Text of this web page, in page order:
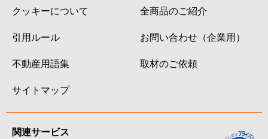
クッキーについて
引用ルール
不動産用語集
サイトマップ
全商品のご紹介
お問い合わせ（企業用）
取材のご依頼
関連サービス